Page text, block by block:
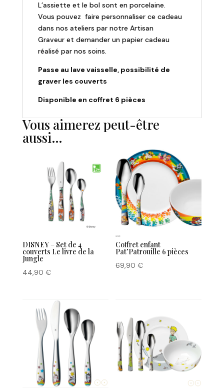
L’assiette et le bol sont en porcelaine.
Vous pouvez faire personnaliser ce cadeau
dans nos ateliers par notre Artisan
Graveur et demander un papier cadeau
réalisé par nos soins.
Passe au lave vaisselle, possibilité de
graver les couverts
Disponible en coffret 6 pièces
Vous aimerez peut-être
aussi…
DISNEY – Set de 4
couverts Le livre de la
Jungle
44,90 €
Coffret enfant
Pat’Patrouille 6 pièces
69,90€